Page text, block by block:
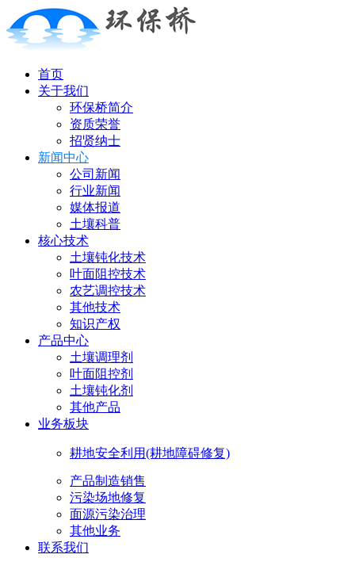
首页
关于我们
环保桥简介
资质荣誉
招贤纳士
新闻中心
公司新闻
行业新闻
媒体报道
土壤科普
核心技术
土壤钝化技术
叶面阻控技术
农艺调控技术
其他技术
知识产权
产品中心
土壤调理剂
叶面阻控剂
土壤钝化剂
其他产品
业务板块
耕地安全利用(耕地障碍修复)
产品制造销售
污染场地修复
面源污染治理
其他业务
联系我们